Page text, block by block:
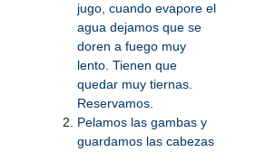
jugo, cuando evapore el
agua dejamos que se
doren a fuego muy
lento. Tienen que
quedar muy tiernas.
Reservamos.
Pelamos las gambas y
guardamos las cabezas